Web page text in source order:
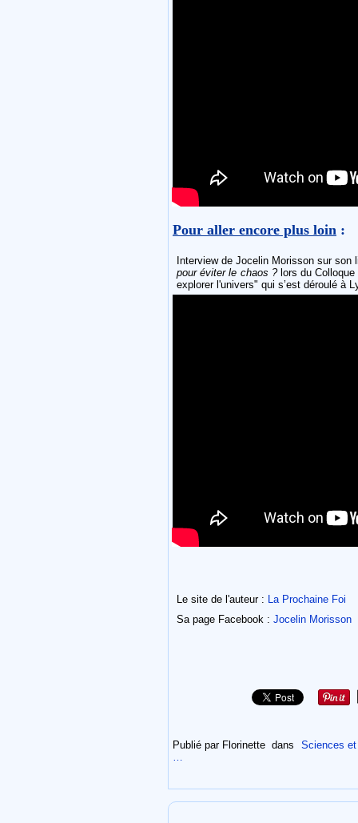
Pour aller encore plus loin :
Interview de Jocelin Morisson sur son
pour éviter le chaos ?lors du Colloque
explorer l'univers" qui s’est déroulé à
Le site de l'auteur :
La Prochaine Foi
Sa page Facebook : Jocelin Morisson
Publié par Florinette dans
Sciences